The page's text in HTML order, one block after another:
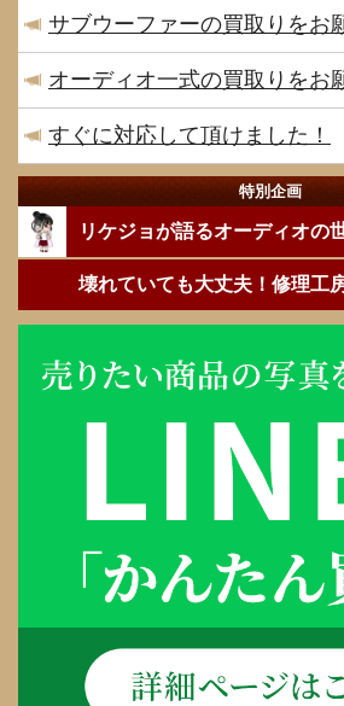
サブウーファーの買取りをお
オーディオ一式の買取りをお
すぐに対応して頂けました！
特別企画
リケジョが語るオーディオの
壊れていても大丈夫！修理工